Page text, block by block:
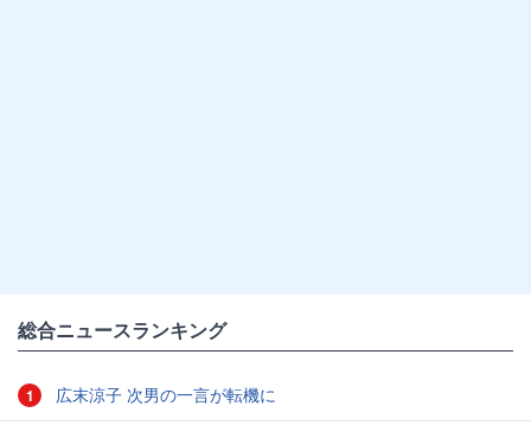
総合ニュースランキング
1 広末涼子 次男の一言が転機に